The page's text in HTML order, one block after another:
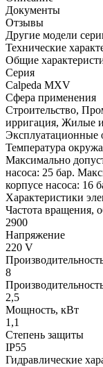
Документы
Отзывы
Другие модели
Технические
Общие
Серия
Calpeda MXV
Сфера применения
Строительство,
ирригация, Жилые
Эксплуатационные
Температура
Максимально
насоса: 25 бар.
корпусе насоса: 16
Характеристики
Частота вращения,
2900
Напряжение
220 V
8
2,5
Мощность, кВт
1,1
Степень защиты
IP55
Гидравлические